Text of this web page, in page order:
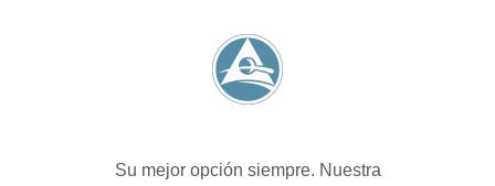
Su mejor opción siempre. Nuestra